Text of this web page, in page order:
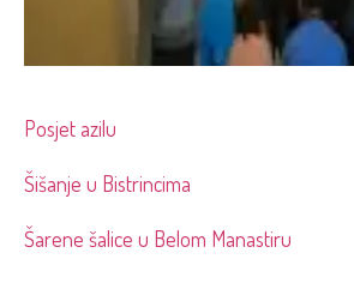
Posjet azilu
Šišanje u Bistrincima
Šarene šalice u Belom Manastiru